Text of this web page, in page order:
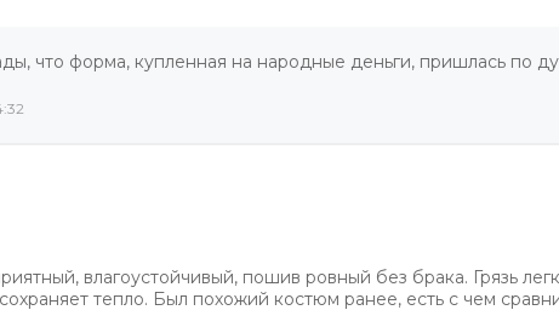
что форма, купленная на народные деньги, пришлась по
влагоустойчивый, пошив ровный без брака. Грязь
тепло. Был похожий костюм ранее, есть с чем